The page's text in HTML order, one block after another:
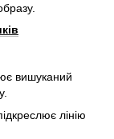
вишуканий
лінію